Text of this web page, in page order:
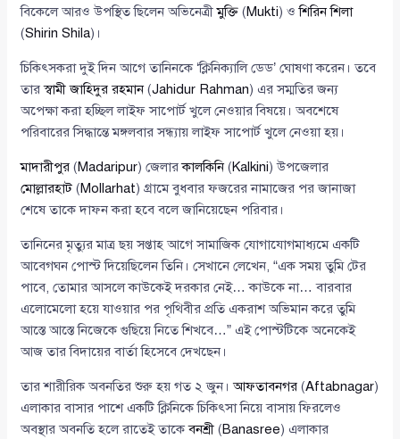
বিকেলে আরও উপস্থিত ছিলেন অভিনেত্রীমুক্তি (Mukti) ওশিরিন শিলা
(Shirin Shila)।
চিকিৎসকরা দুই দিন আগে তানিনকে ‘ক্লিনিক্যালি ডেড’ ঘোষণা করেন। তবে
তারস্বামী জাহিদুর রহমান(Jahidur Rahman) এর সম্মতির জন্য
অপেক্ষা করা হচ্ছিল লাইফ সাপোর্ট খুলে নেওয়ার বিষয়ে। অবশেষে
পরিবারের সিদ্ধান্তে মঙ্গলবার সন্ধ্যায় লাইফ সাপোর্ট খুলে নেওয়া হয়।
মাদারীপুর (Madaripur) জেলারকালকিনি(Kalkini) উপজেলার
মোল্লারহাট (Mollarhat) গ্রামে বুধবার ফজরের নামাজের পর জানাজা
শেষে তাকে দাফন করা হবে বলে জানিয়েছেন পরিবার।
তানিনের মৃত্যুর মাত্র ছয় সপ্তাহ আগে সামাজিক যোগাযোগমাধ্যমে একটি
আবেগঘন পোস্ট দিয়েছিলেন তিনি। সেখানে লেখেন, “এক সময় তুমি টের
পাবে, তোমার আসলে কাউকেই দরকার নেই… কাউকে না… বারবার
এলোমেলো হয়ে যাওয়ার পর পৃথিবীর প্রতি একরাশ অভিমান করে তুমি
আস্তে আস্তে নিজেকে গুছিয়ে নিতে শিখবে…” এই পোস্টটিকে অনেকেই
আজ তার বিদায়ের বার্তা হিসেবে দেখছেন।
তার শারীরিক অবনতির শুরু হয় গত ২ জুন।আফতাবনগর (Aftabnagar)
এলাকার বাসার পাশে একটি ক্লিনিকে চিকিৎসা নিয়ে বাসায় ফিরলেও
অবস্থার অবনতি হলে রাতেই তাকেবনশ্রী (Banasree) এলাকার